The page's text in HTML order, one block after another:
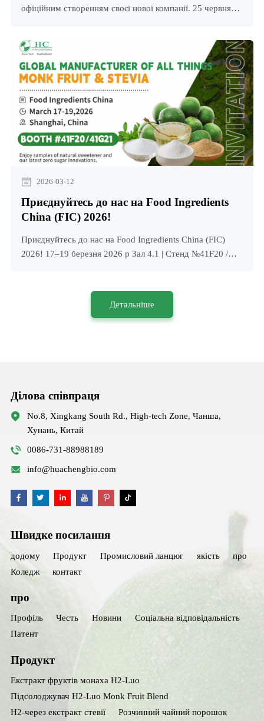
офіційним створенням своєї нової компанії. 25 червня
BHuacheng Bio офіційно увійшла в нову главу з
офіційним створенням нової компанії. 25 червня
відбулася церемонія підписання проекту глибокої
переробки фруктів Monk між Hunan Huacheng B
2026-03-12
Приєднуйтесь до нас на Food Ingredients
China (FIC) 2026!
Приєднуйтесь до нас на Food Ingredients China (FIC)
2026! 17–19 березня 2026 р Зал 4.1 | Стенд №41F20 /
вам зберегти здоров’я. Приєднуйтесь до нас на Food
Ingredients China (FIC) 2026! 17–19 березня 2026 р Зал
4.1 | Стенд №41F20 / 41G21 Дізнайтеся, як наші
Детальніше
Ділова співпраця
No.8, Xingkang South Rd., High-tech Zone, Чанша,
Хунань, Китай
0086-731-88988189
info@huachengbio.com
Швидке посилання
додому Продукт Промисловий ланцюг якість
про
Коледж
контакт
про
Профіль Честь Новини
Соціальна відповідальність
Патент
Продукт
Екстракт фруктів монаха H2-Luo
Підсолоджувач H2-Luo Monk Fruit Blend
H2-через екстракт стевії
Розчинний чайний порошок